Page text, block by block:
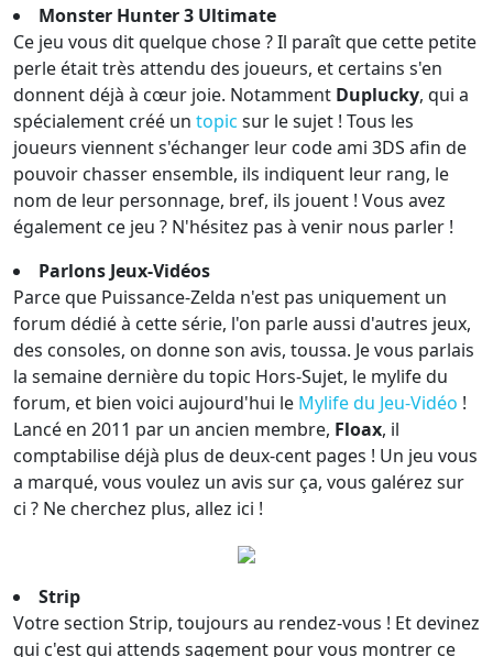
Monster Hunter 3 Ultimate
Ce jeu vous dit quelque chose ? Il paraît que cette petite
perle était très attendu des joueurs, et certains s'en
donnent déjà à cœur joie. Notamment Duplucky, qui a
spécialement créé un topic sur le sujet ! Tous les
joueurs viennent s'échanger leur code ami 3DS afin de
pouvoir chasser ensemble, ils indiquent leur rang, le
nom de leur personnage, bref, ils jouent ! Vous avez
également ce jeu ? N'hésitez pas à venir nous parler !
Parlons Jeux-Vidéos
Parce que Puissance-Zelda n'est pas uniquement un
forum dédié à cette série, l'on parle aussi d'autres jeux,
des consoles, on donne son avis, toussa. Je vous parlais
la semaine dernière du topic Hors-Sujet, le mylife du
forum, et bien voici aujourd'hui le Mylife du Jeu-Vidéo !
Lancé en 2011 par un ancien membre, Floax, il
comptabilise déjà plus de deux-cent pages ! Un jeu vous
a marqué, vous voulez un avis sur ça, vous galérez sur
ci ? Ne cherchez plus, allez ici !
Strip
Votre section Strip, toujours au rendez-vous ! Et devinez
qui c'est qui attends sagement pour vous montrer ce